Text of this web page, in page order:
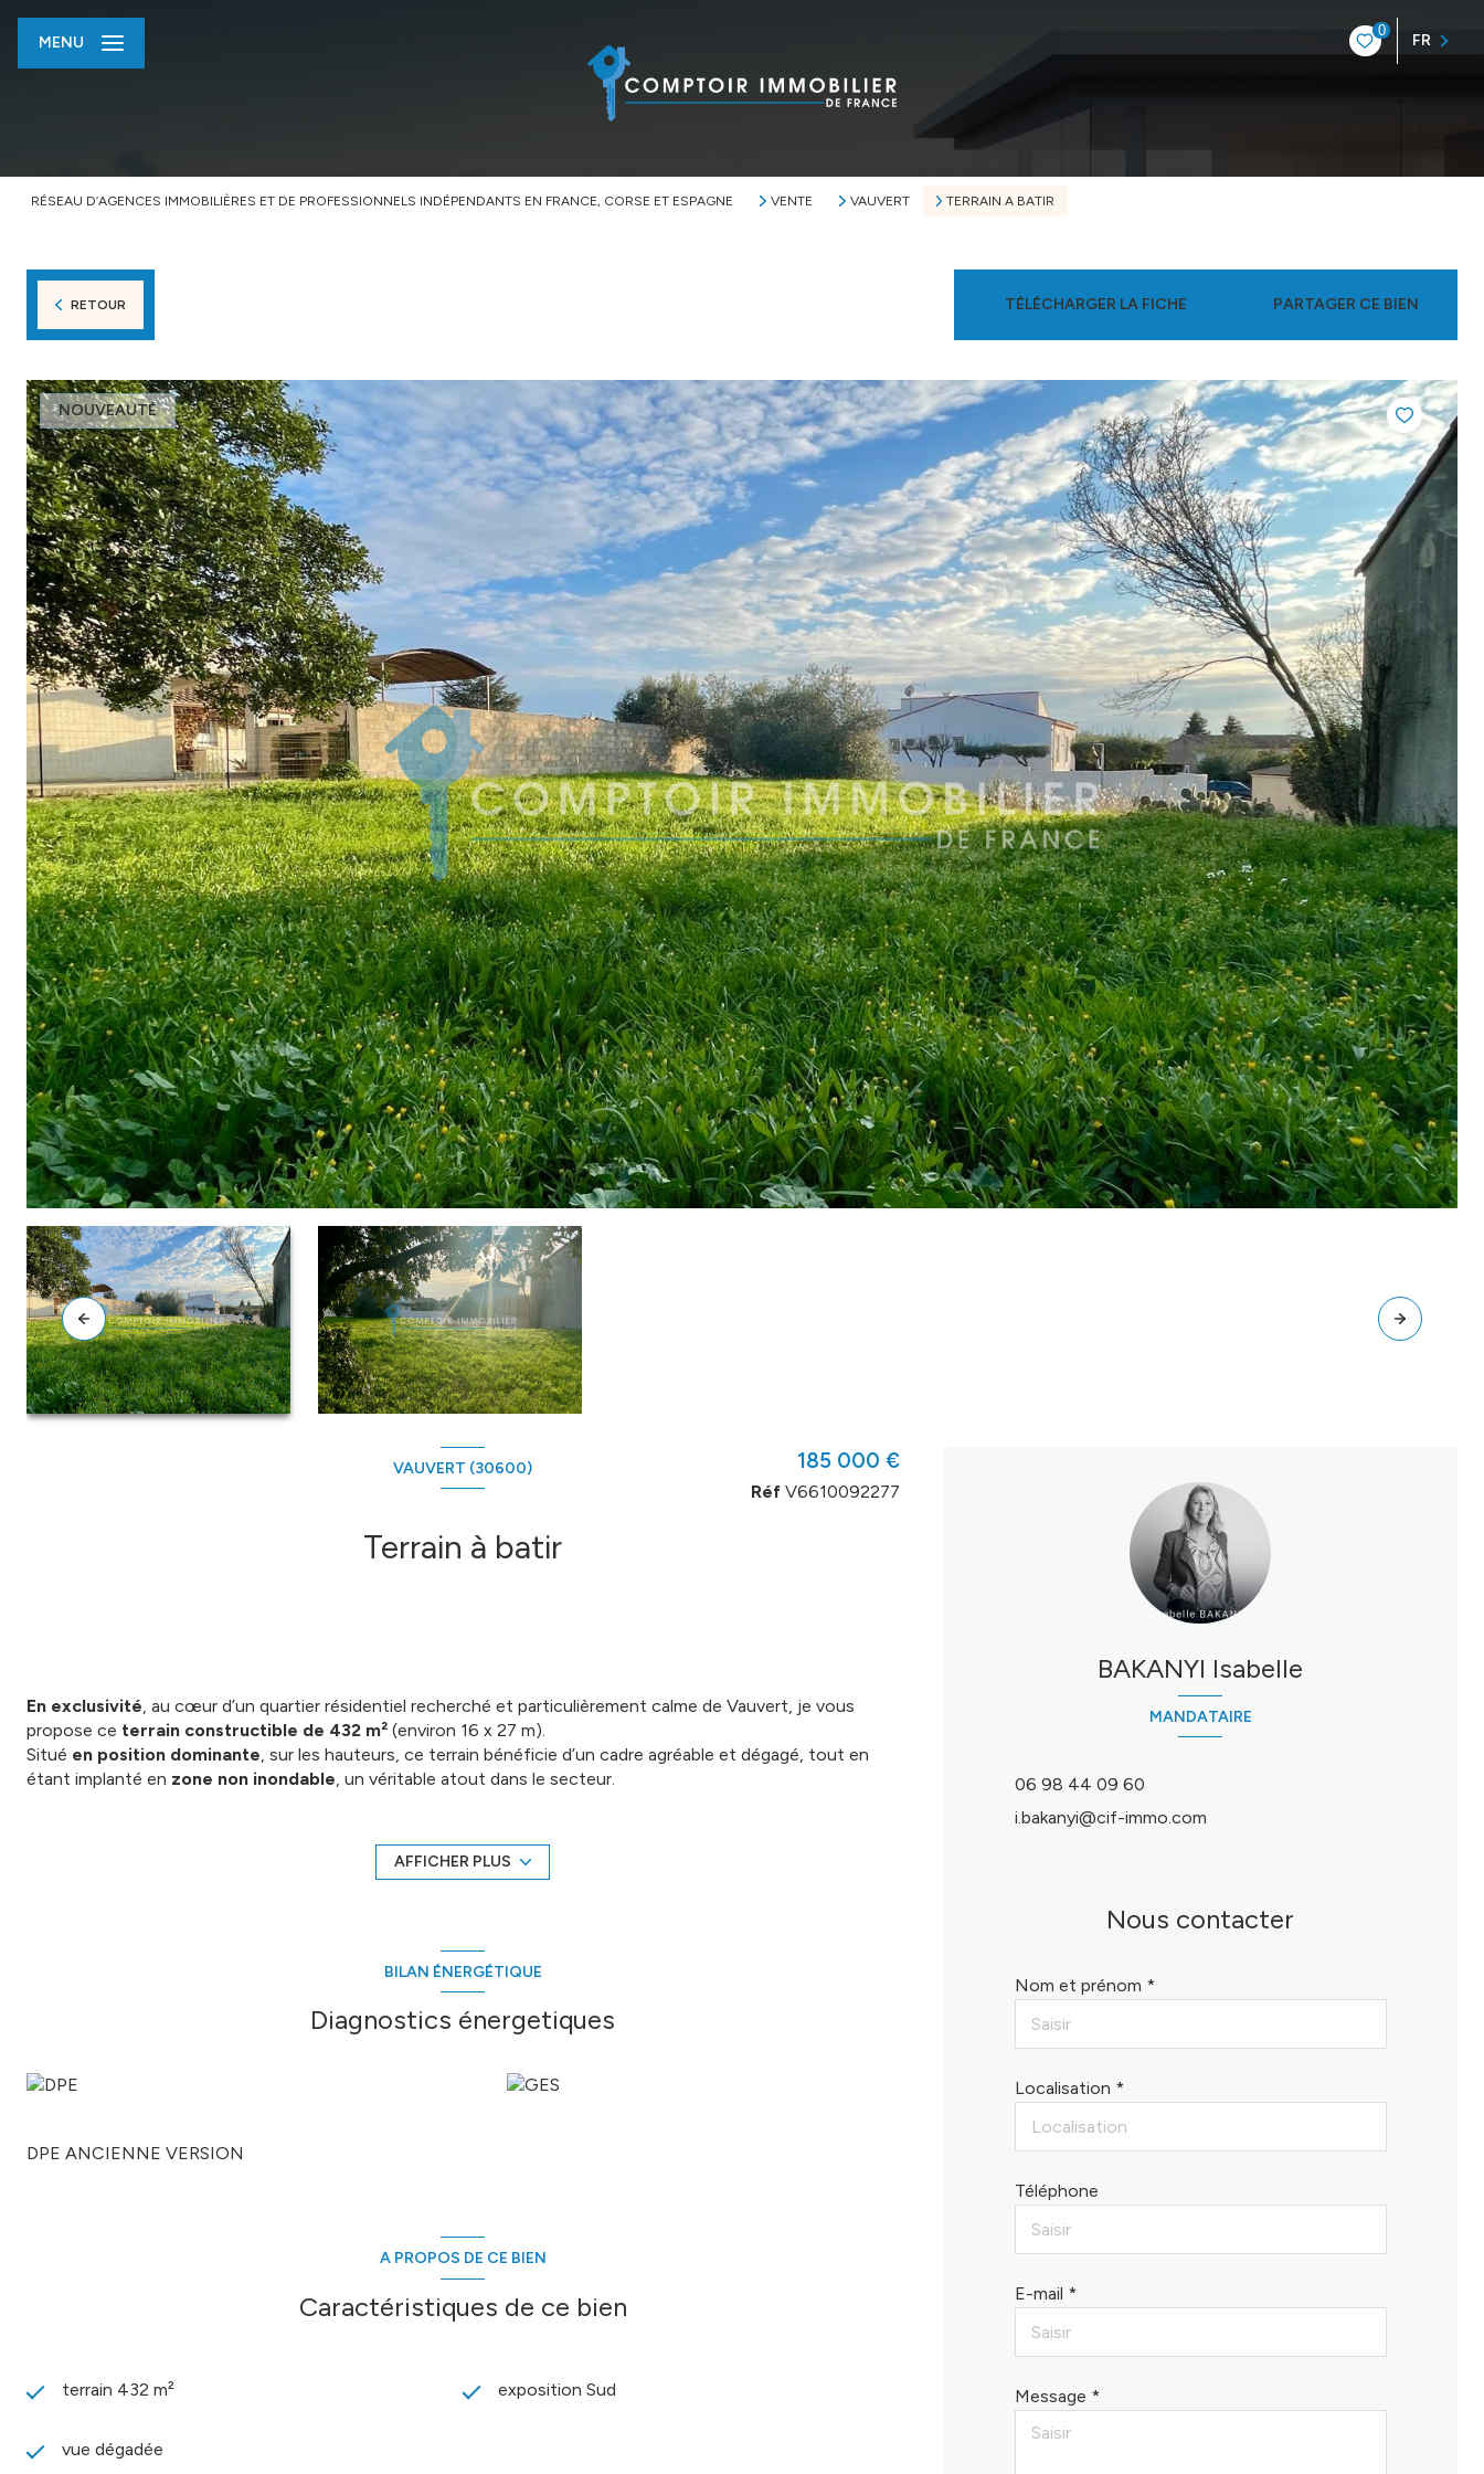
0
FR
MENU
RÉSEAU D’AGENCES IMMOBILIÈRES ET DE PROFESSIONNELS INDÉPENDANTS EN FRANCE, CORSE ET ESPAGNE VENTE VAUVERT TERRAIN A BATIR
RETOUR TÉLÉCHARGER LA FICHE PARTAGER CE BIEN
NOUVEAUTÉ
VAUVERT (30600)
Terrain à batir
185 000 €
Réf V6610092277
En exclusivité, au cœur d’un quartier résidentiel recherché et particulièrement calme de Vauvert, je vous
propose ce terrain constructible de 432 m² (environ 16 x 27 m).
Situé en position dominante, sur les hauteurs, ce terrain bénéficie d’un cadre agréable et dégagé, tout en
étant implanté en zone non inondable, un véritable atout dans le secteur.
, entre tranquillité résidentielle et qualité de vie, en fait un bien rare sur le
Les informations sur les risques auxquels ce bien est exposé sont disponibles sur le site
AFFICHER PLUS
BILAN ÉNERGÉTIQUE
Diagnostics énergetiques
DPE ANCIENNE VERSION
A PROPOS DE CE BIEN
Caractéristiques de ce bien
terrain 432 m² exposition Sud
vue dégadée
MANDATAIRE
BAKANYI Isabelle
06 98 44 09 60
i.bakanyi@cif-immo.com
Nous contacter
Nom et prénom *
Localisation *
Téléphone
E-mail *
Message *